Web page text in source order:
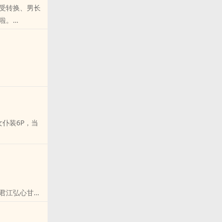
会继续把
转换、男长
装6P，当
江弘心甘情